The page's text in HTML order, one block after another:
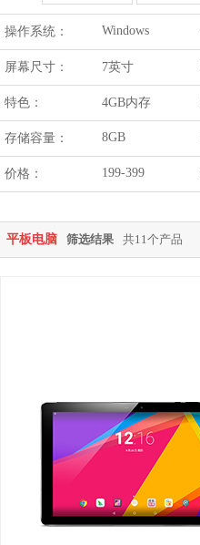
操作系统： Windows
屏幕尺寸： 7英寸
特色： 4GB内存
存储容量： 8GB
价格： 199-399
平板电脑 筛选结果 共11个产品